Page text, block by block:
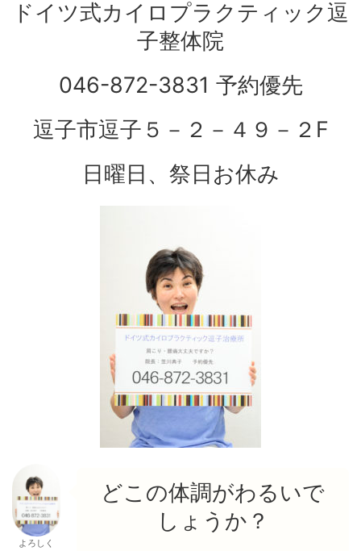
ドイツ式カイロプラクティック逗
子整体院
046-872-3831 予約優先
逗子市逗子５－２－４９－２F
日曜日、祭日お休み
よろしく
どこの体調がわるいで
しょうか？